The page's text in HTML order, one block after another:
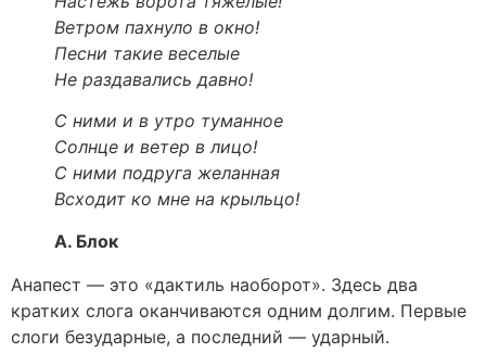
Ветром пахнуло в окно!
Песни такие веселые
Не раздавались давно!
С ними и в утро туманное
Солнце и ветер в лицо!
С ними подруга желанная
Всходит ко мне на крыльцо!
А. Блок
Анапест — это «дактиль наоборот». Здесь два
кратких слога оканчиваются одним долгим. Первые
слоги безударные, а последний — ударный.